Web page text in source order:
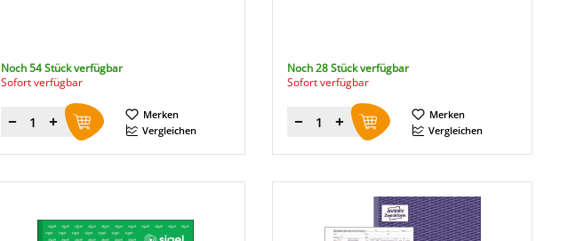
Noch 54 Stück verfügbar
Sofort verfügbar
Menge
Merken
Vergleichen
Noch 28 Stück verfügbar
Sofort verfügbar
Menge
Merken
Vergleichen